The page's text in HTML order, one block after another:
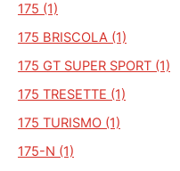
175 (1)
175 BRISCOLA (1)
175 GT SUPER SPORT (1)
175 TRESETTE (1)
175 TURISMO (1)
175-N (1)